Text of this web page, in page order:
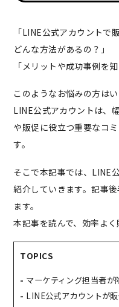
「LINE公式アカウントで
どんな方法があるの？」
「メリットや成功事例を知
このようなお悩みの方は
LINE公式アカウントは、
や販促に役立つ重要なコ
す。
そこで本記事では、LINE
紹介していきます。記事
ます。
本記事を読んで、効率よ
TOPICS
マーケティング担当者が
LINE公式アカウントが